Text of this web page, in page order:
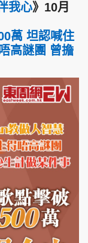
我心》10月
萬 坦認喊住
高謎團 曾擔